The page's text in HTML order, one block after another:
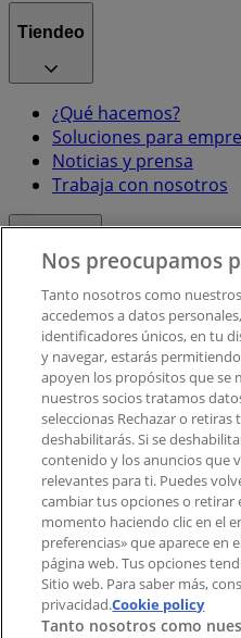
Tiendeo
¿Qué hacemos?
Soluciones para
Noticias y prensa
Trabaja con nosotros
Contacto comercial y
Tienda mal colocada
Notificar un folleto
¿Encontraste un
aplicación?
Índices
Marcas
Marcas locales
Negocios
Negocios cercanos
Nos preocupamos
Tanto nosotros como nuestros
accedemos a datos
identificadores únicos, en tu
y navegar, estarás
apoyen los propósitos que se
nuestros socios tratamos
seleccionas Rechazar o
deshabilitarás. Si se
contenido y los anuncios que
relevantes para ti. Puedes
cambiar tus opciones o
momento haciendo clic en el
preferencias» que aparece en
página web. Tus opciones
Sitio web. Para saber más,
privacidad.Cookie policy
Tanto nosotros como